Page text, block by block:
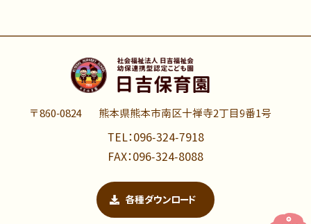
〒860-0824 熊本県熊本市南区十禅寺2丁目9番1号
TEL：096-324-7918
FAX：096-324-8088
各種ダウンロード